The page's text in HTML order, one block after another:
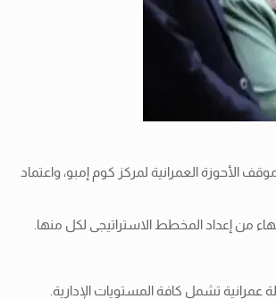
الأحوزة العمرانية لمركز كوم إمبو، واعتماد